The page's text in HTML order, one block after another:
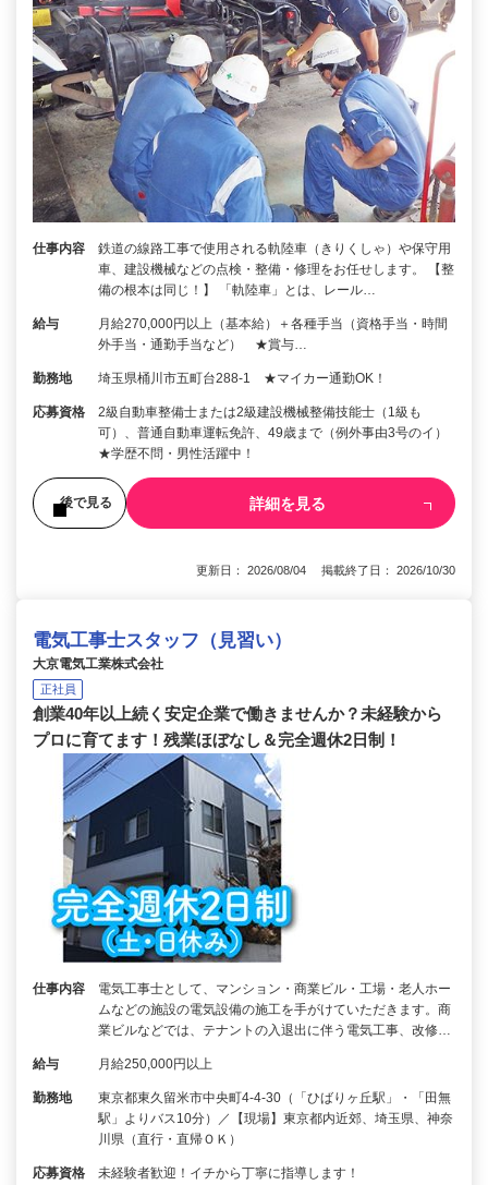
仕事内容
鉄道の線路工事で使用される軌陸車（きりくしゃ）や保守用
車、建設機械などの点検・整備・修理をお任せします。 【整
備の根本は同じ！】 「軌陸車」とは、レール…
給与
月給270,000円以上（基本給）＋各種手当（資格手当・時間
外手当・通勤手当など） ★賞与…
勤務地 埼玉県桶川市五町台288-1 ★マイカー通勤OK！
応募資格
2級自動車整備士または2級建設機械整備技能士（1級も
可）、普通自動車運転免許、49歳まで（例外事由3号のイ）
★学歴不問・男性活躍中！
後で見る 詳細を見る
更新日： 2026/08/04 掲載終了日： 2026/10/30
電気工事士スタッフ（見習い）
大京電気工業株式会社
正社員
創業40年以上続く安定企業で働きませんか？未経験から
プロに育てます！残業ほぼなし＆完全週休2日制！
仕事内容
電気工事士として、マンション・商業ビル・工場・老人ホー
ムなどの施設の電気設備の施工を手がけていただきます。商
業ビルなどでは、テナントの入退出に伴う電気工事、改修…
給与 月給250,000円以上
勤務地
東京都東久留米市中央町4-4-30（「ひばりヶ丘駅」・「田無
駅」よりバス10分）／【現場】東京都内近郊、埼玉県、神奈
川県（直行・直帰ＯＫ）
応募資格 未経験者歓迎！イチから丁寧に指導します！